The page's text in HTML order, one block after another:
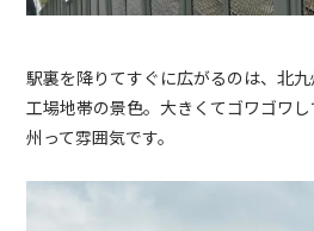
駅裏を降りてすぐに広がるのは、北
工場地帯の景色。大きくてゴワゴワ
州って雰囲気です。